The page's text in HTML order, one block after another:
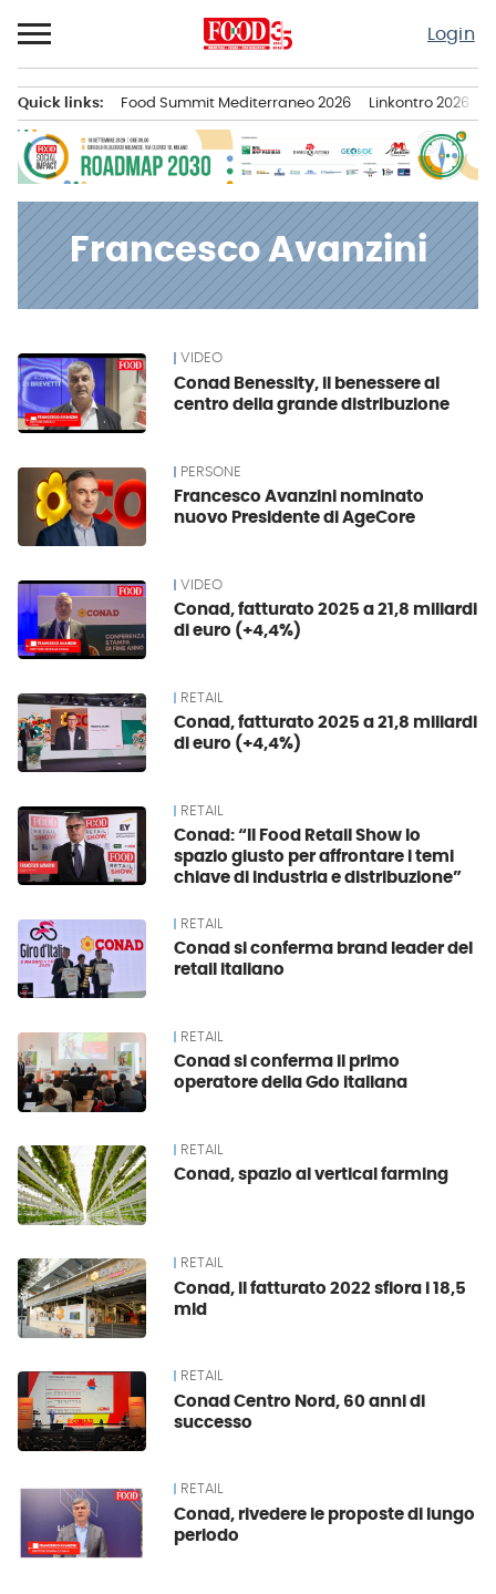
al
contenuto
Login
principale
Quick links: Food Summit Mediterraneo 2026 Linkontro 2026
Francesco Avanzini
News VIDEO
Conad Benessity, il benessere al
centro della grande distribuzione
PERSONE
Francesco Avanzini nominato
nuovo Presidente di AgeCore
VIDEO
Conad, fatturato 2025 a 21,8 miliardi
di euro (+4,4%)
RETAIL
Conad, fatturato 2025 a 21,8 miliardi
di euro (+4,4%)
RETAIL
Conad: “Il Food Retail Show lo
spazio giusto per affrontare i temi
chiave di industria e distribuzione”
RETAIL
Conad si conferma brand leader del
retail italiano
RETAIL
Conad si conferma il primo
operatore della Gdo italiana
RETAIL
Conad, spazio al vertical farming
RETAIL
Conad, il fatturato 2022 sfiora i 18,5
mld
RETAIL
Conad Centro Nord, 60 anni di
successo
RETAIL
Conad, rivedere le proposte di lungo
periodo